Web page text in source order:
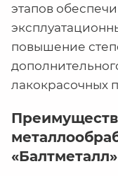
этапов
повышение
лакокрасочных
«Балтметалл»